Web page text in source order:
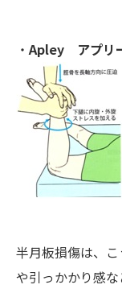
・Apley アプリ
半月板損傷は、
や引っかかり感な